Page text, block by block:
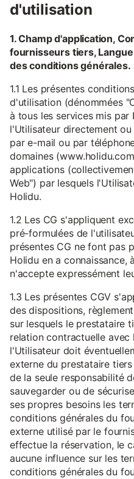
d'utilisation
1. Champ d'application,
fournisseurs tiers,
des conditions générales.
1.1 Les présentes
d'utilisation (dénommées
à tous les services mis
l'Utilisateur directement
par e-mail ou par
domaines
applications
Web") par lesquels
Holidu.
1.2 Les CG s'appliquent
pré-formulées de
présentes CG ne font pas
Holidu en a connaissance,
n'accepte expressément
1.3 Les présentes CGV
des dispositions,
sur lesquels le prestataire
relation contractuelle
l'Utilisateur doit
externe du prestataire
de la seule responsabilité
sauvegarder ou de
ses propres besoins les
conditions générales du
externe utilisé par le
effectue la réservation, le
aucune influence sur les
conditions générales du